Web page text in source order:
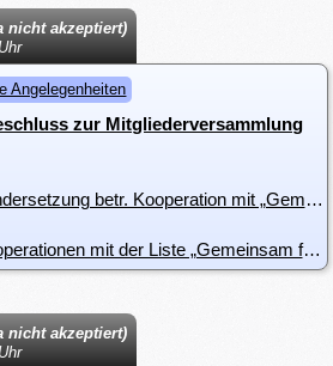
nicht akzeptiert)
Angelegenheiten
zur Mitgliederversammlung
i6818: interne Auseinandersetzung betr. Kooperation mit „Gemeinsam für Wien“
i6819: gleich them. Kooperationen mit der Liste „Gemeinsam für Wien“ anstreben
nicht akzeptiert)